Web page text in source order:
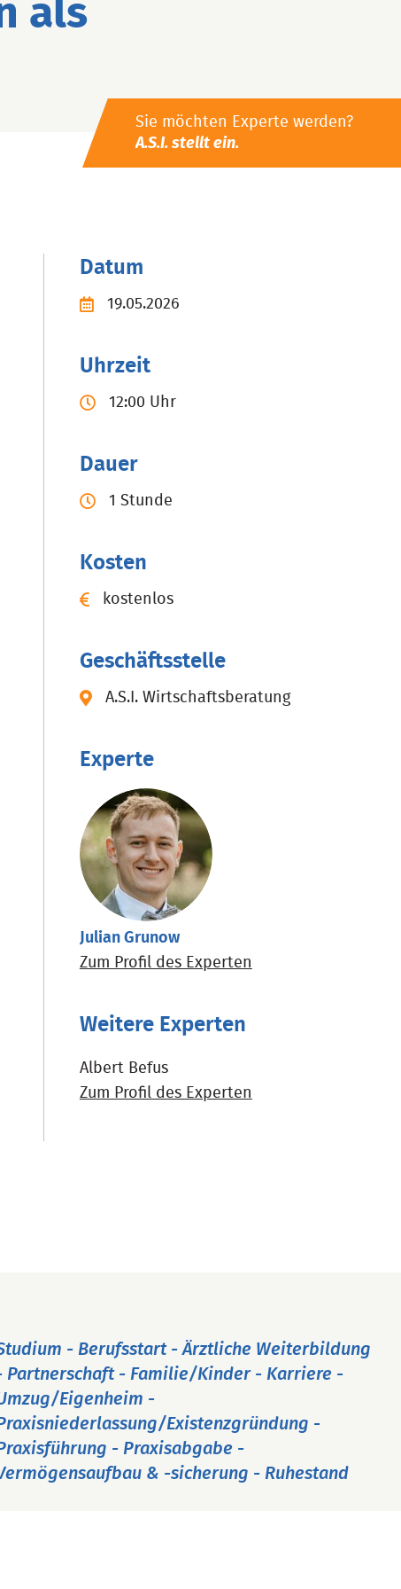
als
Sie möchten Experte werden?
A.S.I. stellt ein.
Datum
19.05.2026
Uhrzeit
12:00 Uhr
Dauer
1 Stunde
Kosten
kostenlos
Geschäftsstelle
A.S.I. Wirtschaftsberatung
Experte
Julian Grunow
Zum Profil des Experten
Weitere Experten
Albert Befus
Zum Profil des Experten
- Berufsstart - Ärztliche Weiterbildung
Partnerschaft - Familie/Kinder - Karriere -
Eigenheim -
Existenzgründung -
- Praxisabgabe -
& -sicherung - Ruhestand